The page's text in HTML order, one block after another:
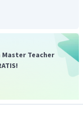
Teacher